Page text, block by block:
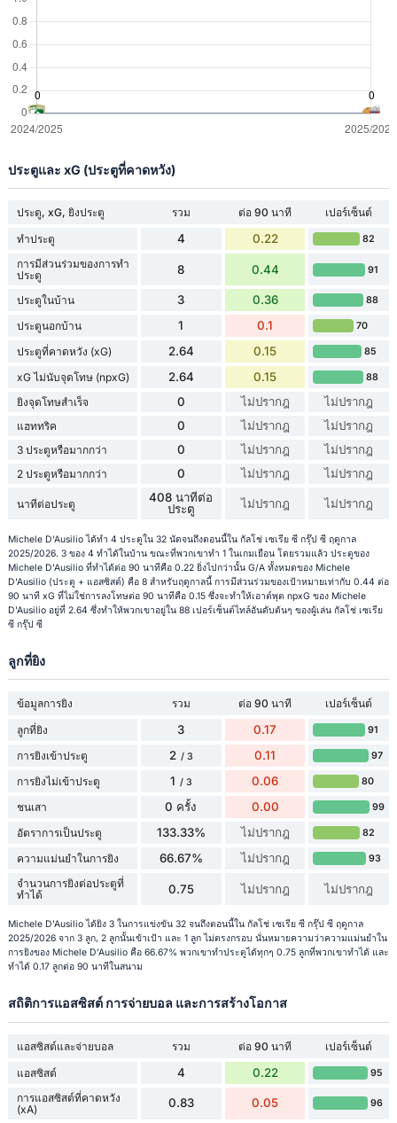
ประตูและ xG (ประตูที่คาดหวัง)
ประตู, xG, ยิงประตู รวม ต่อ 90 นาที
เปอร์เซ็นต์
ทำประตู
4 0.22 82
การมีส่วนร่วมของการทำ
ประตู
8 0.44 91
ประตูในบ้าน 3 0.36 88
ประตูนอกบ้าน 1 0.1 70
ประตูที่คาดหวัง (xG) 2.64 0.15 85
xG ไม่นับจุดโทษ (npxG) 2.64 0.15 88
ยิงจุดโทษสำเร็จ 0 ไม่ปรากฎ ไม่ปรากฎ
แฮททริค 0 ไม่ปรากฎ ไม่ปรากฎ
3 ประตูหรือมากกว่า 0 ไม่ปรากฎ ไม่ปรากฎ
2 ประตูหรือมากกว่า 0 ไม่ปรากฎ ไม่ปรากฎ
นาทีต่อประตู
408 นาทีต่อ
ประตู
ไม่ปรากฎ ไม่ปรากฎ
Michele D'Ausilio ได้ทำ 4 ประตูใน 32 นัดจนถึงตอนนี้ใน กัลโช่ เซเรีย ซี กรุ๊ป ซี ฤดูกาล
2025/2026. 3 ของ 4 ทำได้ในบ้าน ขณะที่พวกเขาทำ 1 ในเกมเยือน โดยรวมแล้ว ประตูของ
Michele D'Ausilio ที่ทำได้ต่อ 90 นาทีคือ 0.22 ยิ่งไปกว่านั้น G/A ทั้งหมดของ Michele
D'Ausilio (ประตู + แอสซิสต์) คือ 8 สำหรับฤดูกาลนี้ การมีส่วนร่วมของเป้าหมายเท่ากับ 0.44 ต่อ
90 นาที xG ที่ไม่ใช่การลงโทษต่อ 90 นาทีคือ 0.15 ซึ่งจะทำให้เอาต์พุต npxG ของ Michele
D'Ausilio อยู่ที่ 2.64 ซึ่งทำให้พวกเขาอยู่ใน 88 เปอร์เซ็นต์ไทล์อันดับต้นๆ ของผู้เล่น กัลโช่ เซเรีย
ซี กรุ๊ป ซี
ลูกที่ยิง
ข้อมูลการยิง รวม ต่อ 90 นาที
เปอร์เซ็นต์
ลูกที่ยิง
3 0.17 91
การยิงเข้าประตู 2 / 3 0.11 97
การยิงไม่เข้าประตู 1 / 3 0.06 80
ชนเสา 0 ครั้ง 0.00 99
อัตราการเป็นประตู 133.33% ไม่ปรากฎ 82
ความแม่นยำในการยิง 66.67% ไม่ปรากฎ 93
จำนวนการยิงต่อประตูที่
ทำได้
0.75 ไม่ปรากฎ ไม่ปรากฎ
Michele D'Ausilio ได้ยิง 3 ในการแข่งขัน 32 จนถึงตอนนี้ใน กัลโช่ เซเรีย ซี กรุ๊ป ซี ฤดูกาล
2025/2026 จาก 3 ลูก, 2 ลูกนั้นเข้าเป้า และ 1 ลูก ไม่ตรงกรอบ นั่นหมายความว่าความแม่นยำใน
การยิงของ Michele D'Ausilio คือ 66.67% พวกเขาทำประตูได้ทุกๆ 0.75 ลูกที่พวกเขาทำได้ และ
ทำได้ 0.17 ลูกต่อ 90 นาทีในสนาม
สถิติการแอสซิสต์ การจ่ายบอล และการสร้างโอกาส
แอสซิสต์และจ่ายบอล รวม ต่อ 90 นาที
เปอร์เซ็นต์
แอสซิสต์
4 0.22 95
การแอสซิสต์ที่คาดหวัง
(xA)
0.83 0.05 96